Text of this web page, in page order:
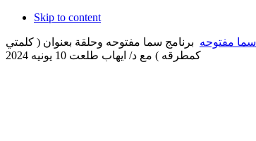
Skip to content
سما مفتوحه برنامج سما مفتوحه وحلقة بعنوان ( كلمتي
كمطرقه ) مع د/ ايهاب طلعت 10 يونيه 2024